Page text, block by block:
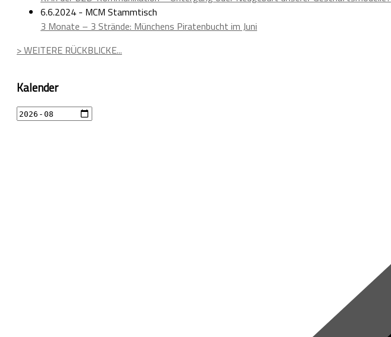
6.6.2024 - MCM Stammtisch
3 Monate – 3 Strände: Münchens Piratenbucht im Juni
> WEITERE RÜCKBLICKE...
Kalender